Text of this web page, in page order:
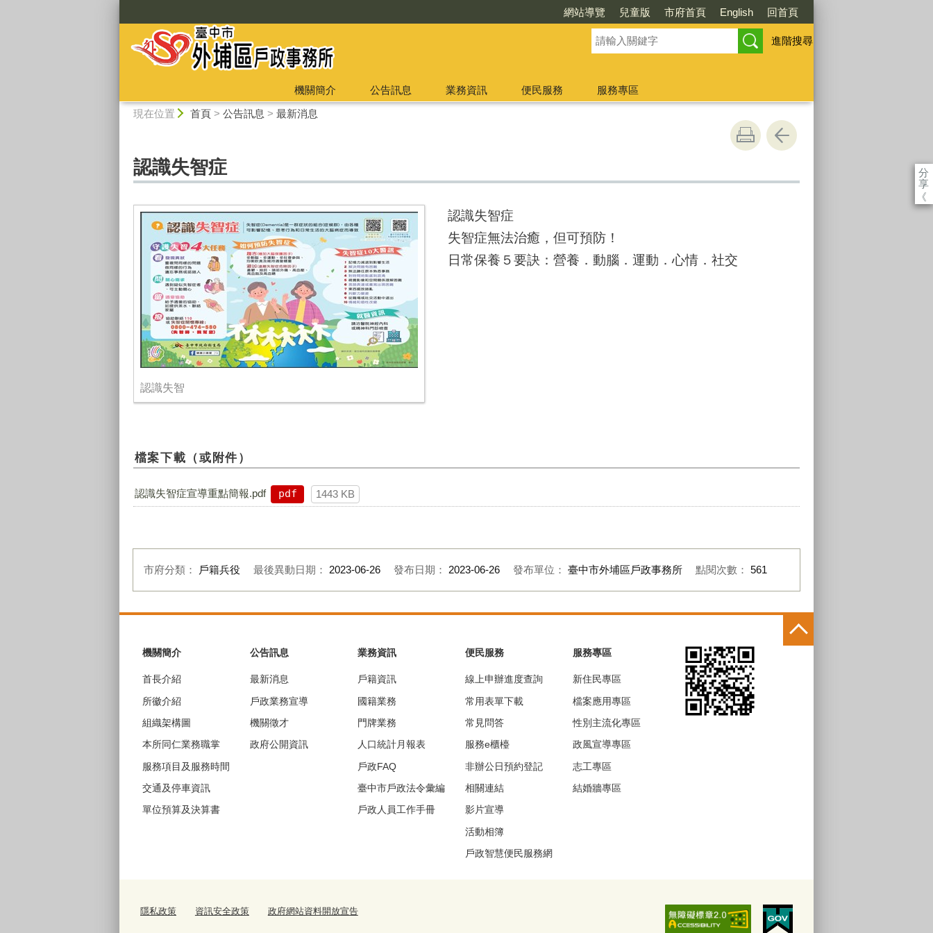
網站導覽 兒童版 市府首頁 English 回首頁
進階搜尋
機關簡介 公告訊息 業務資訊 便民服務
服務專區
現在位置 首頁> 公告訊息 > 最新消息
分
享
《
認識失智症
認識失智
認識失智症
失智症無法治癒，但可預防！
日常保養５要訣：營養．動腦．運動．心情．社交
檔案下載（或附件）
認識失智症宣導重點簡報.pdf pdf 1443 KB
市府分類： 戶籍兵役 最後異動日期： 2023-06-26 發布日期： 2023-06-26 發布單位： 臺中市外埔區戶政事務所 點閱次數： 561
機關簡介
首長介紹
所徽介紹
組織架構圖
本所同仁業務職掌
服務項目及服務時間
交通及停車資訊
單位預算及決算書
公告訊息
最新消息
戶政業務宣導
機關徵才
政府公開資訊
業務資訊
戶籍資訊
國籍業務
門牌業務
人口統計月報表
戶政FAQ
臺中市戶政法令彙編
戶政人員工作手冊
便民服務
線上申辦進度查詢
常用表單下載
常見問答
服務e櫃檯
非辦公日預約登記
相關連結
影片宣導
活動相簿
戶政智慧便民服務網
服務專區
新住民專區
檔案應用專區
性別主流化專區
政風宣導專區
志工專區
結婚牆專區
隱私政策 資訊安全政策 政府網站資料開放宣告